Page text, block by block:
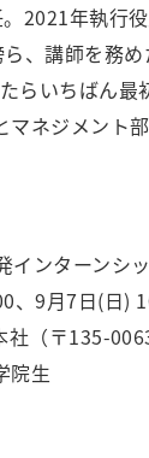
2021年執行
、講師を務
らいちばん
ネジメント
ンターンシッ
、9月7日(日)
（〒135-
院生